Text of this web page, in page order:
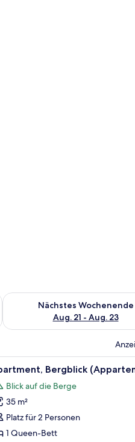
Aug. 14 - Aug.
Nächstes Wochenende
Aug. 21 - Aug. 23
Überprüfe die Verfügbarkeit
mit Lampe und einer großen
einem Fenster mit Ein
7 Bergblick
Blick auf die Berge
35 m²
Platz für 2 Personen
1 Queen-Bett